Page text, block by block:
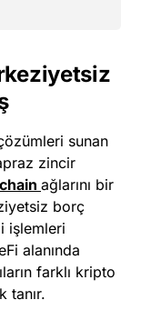
sunan
zincir
ağlarını bir
borç
işlemleri
alanında
farklı kripto
tanır.